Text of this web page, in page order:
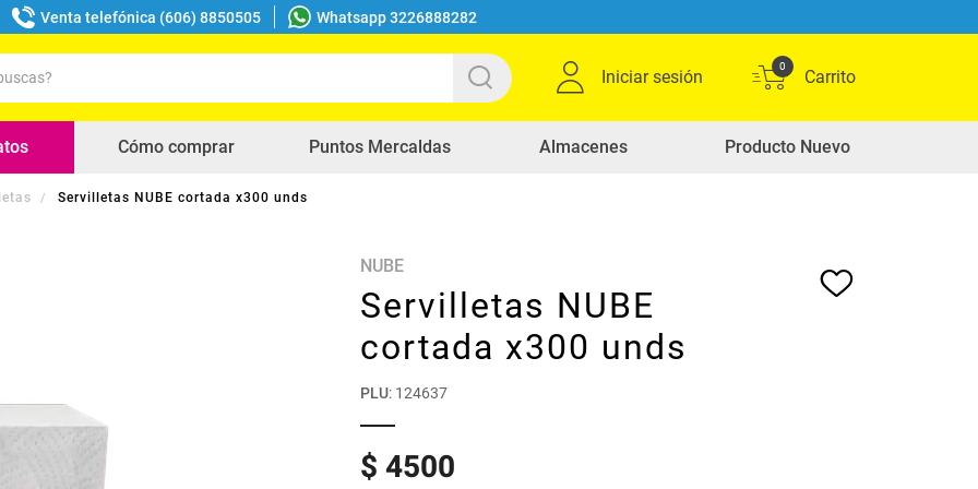
Venta telefónica (606) 8850505 Whatsapp 3226888282
Iniciar sesión
0
Cómo comprar Puntos Mercaldas Almacenes Producto Nuevo
Servilletas NUBE cortada x300 unds
NUBE
Servilletas NUBE
cortada x300 unds
PLU: 124637
$4500
buscados